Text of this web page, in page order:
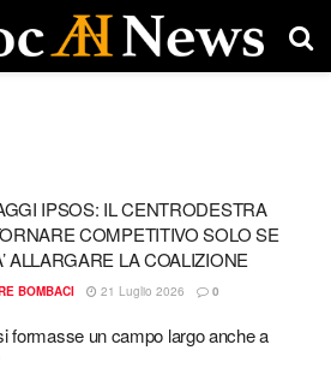
IPSOS: IL CENTRODESTRA
COMPETITIVO SOLO SE
ALLARGARE LA COALIZIONE
BOMBACI 21 Luglio 2026 0
formasse un campo largo anche a